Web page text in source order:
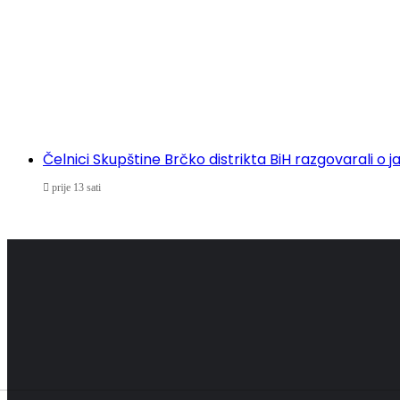
Čelnici Skupštine Brčko distrikta BiH razgovarali
prije 13 sati